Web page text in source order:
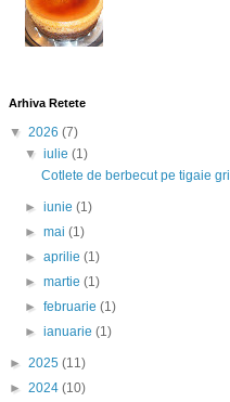
Arhiva Retete
▼ 2026 (7)
▼iulie(1)
Cotlete de berbecut pe tigaie grill
►iunie(1)
►mai(1)
►aprilie(1)
►martie(1)
►februarie(1)
►ianuarie(1)
► 2025 (11)
► 2024 (10)